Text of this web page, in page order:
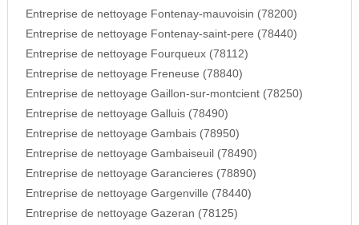
Entreprise de nettoyage Fontenay-mauvoisin (78200)
Entreprise de nettoyage Fontenay-saint-pere (78440)
Entreprise de nettoyage Fourqueux (78112)
Entreprise de nettoyage Freneuse (78840)
Entreprise de nettoyage Gaillon-sur-montcient (78250)
Entreprise de nettoyage Galluis (78490)
Entreprise de nettoyage Gambais (78950)
Entreprise de nettoyage Gambaiseuil (78490)
Entreprise de nettoyage Garancieres (78890)
Entreprise de nettoyage Gargenville (78440)
Entreprise de nettoyage Gazeran (78125)